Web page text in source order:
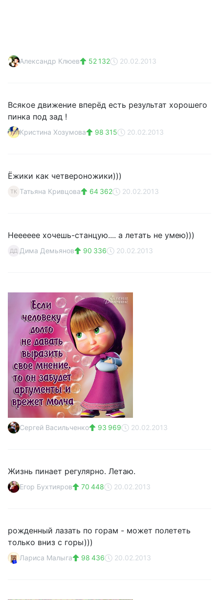
Александр Клюев 52 132 20.02.2013
Всякое движение вперёд есть результат хорошего
пинка под зад !
Кристина Хозумова 98 315 20.02.2013
Ёжики как четвероножики)))
ТК Татьяна Кривцова 64 362 20.02.2013
Нееееее хочешь-станцую.... а летать не умею)))
ДД Дима Демьянов 90 336 20.02.2013
Сергей Васильченко 93 969 20.02.2013
Жизнь пинает регулярно. Летаю.
Егор Бухтияров 70 448 20.02.2013
рожденный лазать по горам - может полететь
только вниз с горы)))
Лариса Малыга 98 436 20.02.2013